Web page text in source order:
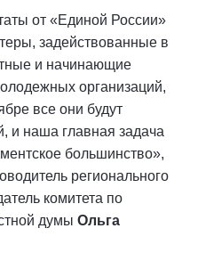
от «Единой России»
задействованные в
и начинающие
организаций,
все они будут
и наша главная задача
большинство»,
регионального
комитета по
думы Ольга